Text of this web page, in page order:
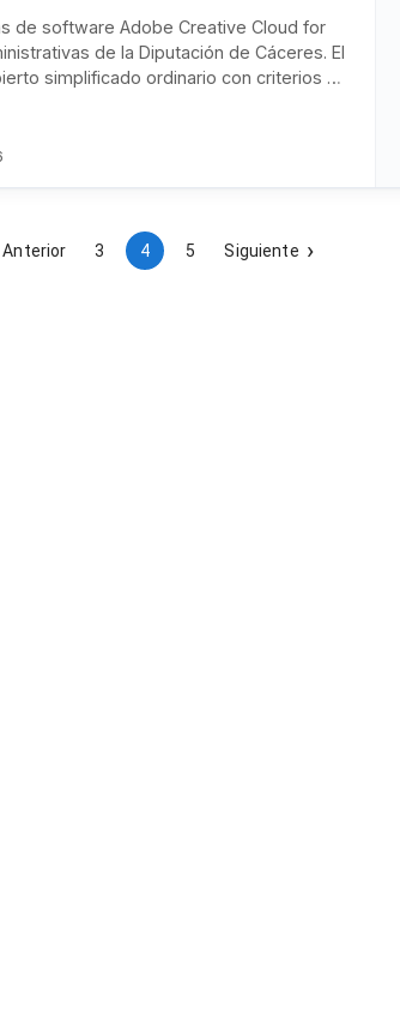
de software Adobe Creative Cloud for
de la Diputación de Cáceres. El
simplificado ordinario con criterios de
mantener una imagen institucional
con terceros, así como
Anterior 3 4 5 Siguiente